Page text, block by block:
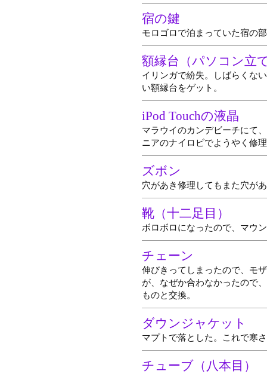
宿の鍵
モロゴロで泊まっていた宿の
額縁台（パソコン立
イリンガで紛失。しばらくな
い額縁台をゲット。
iPod Touchの液晶
マラウイのカンデビーチにて
ニアのナイロビでようやく修
ズボン
穴があき修理してもまた穴が
靴（十二足目）
ボロボロになったので、マウ
チェーン
伸びきってしまったので、モ
が、なぜか合わなかったので
ものと交換。
ダウンジャケット
マプトで落とした。これで寒
チューブ（八本目）